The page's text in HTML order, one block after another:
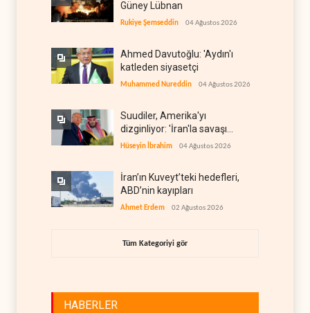
Güney Lübnan
Rukiye Şemseddin 04 Ağustos 2026
Ahmed Davutoğlu: 'Aydın'ı
katleden siyasetçi
Muhammed Nureddin 04 Ağustos 2026
Suudiler, Amerika'yı
dizginliyor: 'İran'la savaşı
kaldıracak gücümüz yok'
Hüseyin İbrahim 04 Ağustos 2026
İran’ın Kuveyt’teki hedefleri,
ABD’nin kayıpları
Ahmet Erdem 02 Ağustos 2026
Tüm Kategoriyi gör
HABERLER